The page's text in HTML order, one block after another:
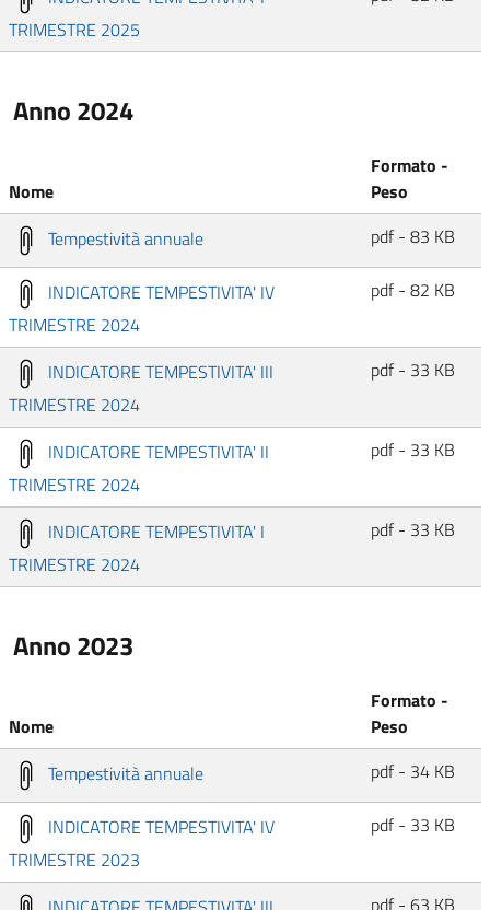
TRIMESTRE 2025
Anno 2024
Nome
Formato -
Peso
Tempestività annuale
pdf - 83 KB
INDICATORE TEMPESTIVITA' IV
TRIMESTRE 2024
pdf - 82 KB
INDICATORE TEMPESTIVITA' III
TRIMESTRE 2024
pdf - 33 KB
INDICATORE TEMPESTIVITA' II
TRIMESTRE 2024
pdf - 33 KB
INDICATORE TEMPESTIVITA' I
TRIMESTRE 2024
pdf - 33 KB
Anno 2023
Nome
Formato -
Peso
Tempestività annuale
pdf - 34 KB
INDICATORE TEMPESTIVITA' IV
TRIMESTRE 2023
pdf - 33 KB
pdf - 63 KB